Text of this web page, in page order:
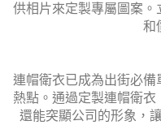
供相片來定製專屬圖案
和
連帽衛衣已成為出街必
熱點。通過定製連帽衛衣
還能突顯公司的形象，